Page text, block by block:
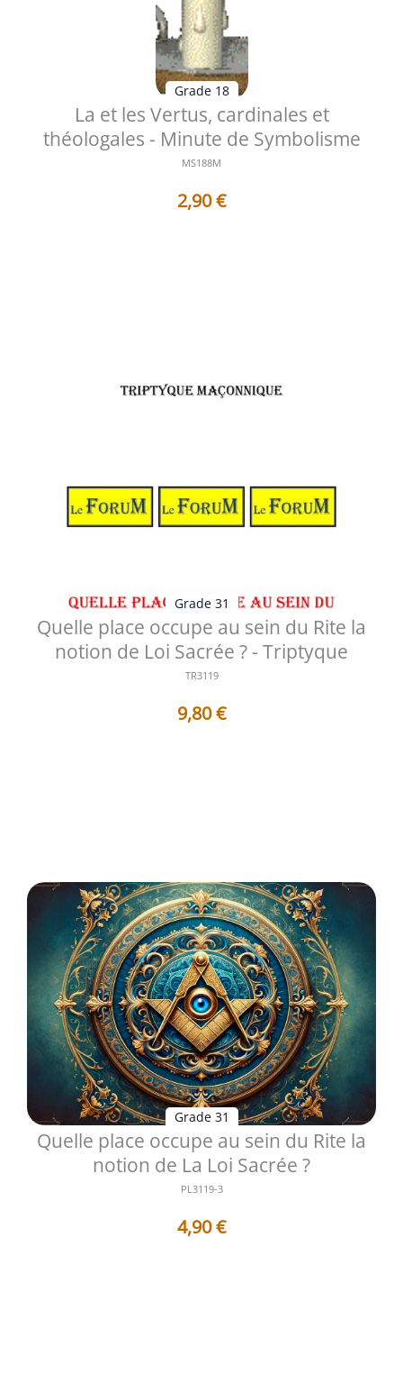
Grade 18
La et les Vertus, cardinales et
théologales - Minute de Symbolisme
MS188M
2,90€
Grade 31
Quelle place occupe au sein du Rite la
notion de Loi Sacrée ? - Triptyque
TR3119
9,80€
Grade 31
Quelle place occupe au sein du Rite la
notion de La Loi Sacrée ?
PL3119-3
4,90€